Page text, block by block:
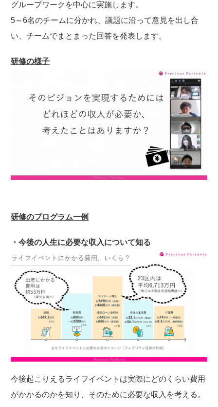
グループワークを中心に実施します。
5～6名のチームに分かれ、議題に沿って意見を出し合
い、チームでまとまった回答を発表します。
研修の様子
研修のプログラム一例
・今後の人生に必要な収入について知る
今後起こりえるライフイベントは実際にどのくらい費用
がかかるのかを知り、そのために必要な収入を考える。